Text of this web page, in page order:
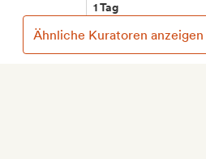
1 Tag
Ähnliche Kuratoren anzeigen